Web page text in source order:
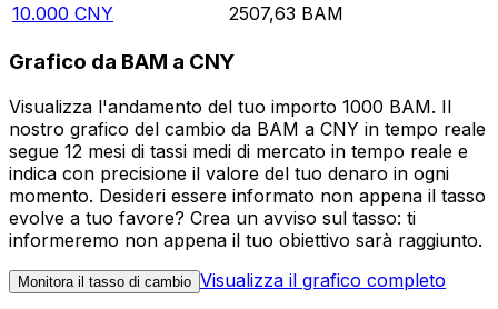
10.000 CNY 2507,63 BAM
Grafico da BAM a CNY
Visualizza l'andamento del tuo importo 1000 BAM. Il
nostro grafico del cambio da BAM a CNY in tempo reale
segue 12 mesi di tassi medi di mercato in tempo reale e
indica con precisione il valore del tuo denaro in ogni
momento. Desideri essere informato non appena il tasso
evolve a tuo favore? Crea un avviso sul tasso: ti
informeremo non appena il tuo obiettivo sarà raggiunto.
Monitora il tasso di cambio Visualizza il grafico completo